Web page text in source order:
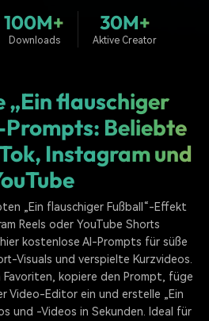
Freunde-werben-
Programm
auf Unternehmensebene frei
100M+
Downloads
30M+
Aktive Creator
„Ein flauschiger
Beliebte
Instagram und
„Ein flauschiger Fußball“-Effekt
Reels oder YouTube Shorts
kostenlose AI-Prompts für süße
Visuals und verspielte Kurzvideos.
kopiere den Prompt, füge
Video-Editor ein und erstelle „Ein
und -Videos in Sekunden. Ideal für